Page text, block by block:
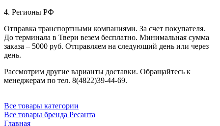
4. Регионы РФ
Отправка транспортными компаниями. За счет покупателя.
До терминала в Твери везем бесплатно. Минимальная сумма
заказа – 5000 руб. Отправляем на следующий день или через
день.
Рассмотрим другие варианты доставки. Обращайтесь к
менеджерам по тел. 8(4822)39-44-69.
Все товары категории
Все товары бренда Ресанта
Главная